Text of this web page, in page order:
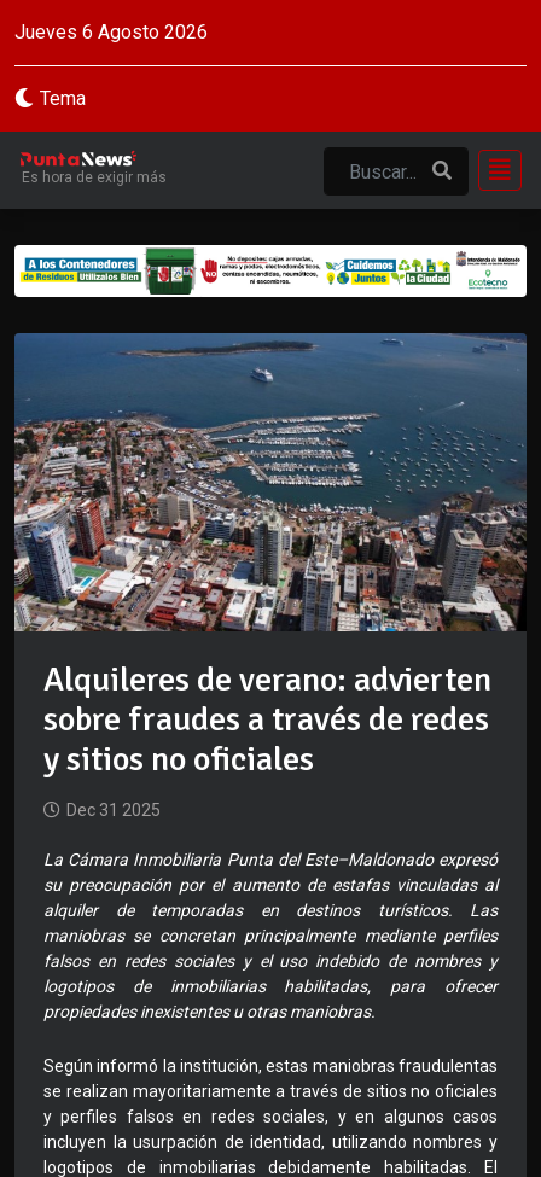
Jueves 6 Agosto 2026
Tema
Es hora de exigir más
Alquileres de verano: advierten
sobre fraudes a través de redes
y sitios no oficiales
Dec 31 2025
La Cámara Inmobiliaria Punta del Este–Maldonado expresó
su preocupación por el aumento de estafas vinculadas al
alquiler de temporadas en destinos turísticos. Las
maniobras se concretan principalmente mediante perfiles
falsos en redes sociales y el uso indebido de nombres y
logotipos de inmobiliarias habilitadas, para ofrecer
propiedades inexistentes u otras maniobras.
Según informó la institución, estas maniobras fraudulentas
se realizan mayoritariamente a través de sitios no oficiales
y perfiles falsos en redes sociales, y en algunos casos
incluyen la usurpación de identidad, utilizando nombres y
logotipos de inmobiliarias debidamente habilitadas. El